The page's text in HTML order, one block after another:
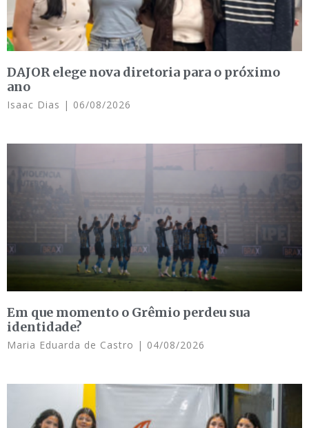
DAJOR elege nova diretoria para o próximo
ano
Isaac Dias 06/08/2026
Em que momento o Grêmio perdeu sua
identidade?
Maria Eduarda de Castro 04/08/2026